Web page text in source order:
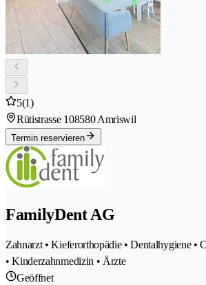
5(1)
Rütistrasse 108580 Amriswil
Termin reservieren
FamilyDent AG
Zahnarzt • Kieferorthopädie • Dentalhygiene •
• Kinderzahnmedizin • Ärzte
Geöffnet